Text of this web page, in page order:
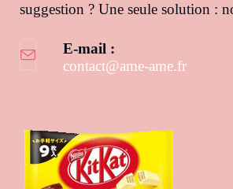
suggestion ? Une seule solution :
E-mail :
contact@ame-ame.frS’ouvre